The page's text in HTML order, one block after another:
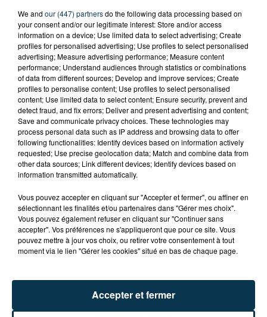
QUI EST CET ANCIEN VERT QUI DÉBARQUE
AVEC LE MAILLOT DE L'ASSE DANS...
We and our (447) partnersdo the following data processing based on
your consent and/or our legitimate interest: Store and/or access
information on a device; Use limited data to select advertising; Create
profiles for personalised advertising; Use profiles to select personalised
advertising; Measure advertising performance; Measure content
performance; Understand audiences through statistics or combinations
of data from different sources; Develop and improve services; Create
profiles to personalise content; Use profiles to select personalised
content; Use limited data to select content; Ensure security, prevent and
detect fraud, and fix errors; Deliver and present advertising and content;
Save and communicate privacy choices. These technologies may
process personal data such as IP address and browsing data to offer
following functionalities: Identify devices based on information actively
requested; Use precise geolocation data; Match and combine data from
other data sources; Link different devices; Identify devices based on
information transmitted automatically.
Vous pouvez accepter en cliquant sur "Accepter et fermer", ou affiner en
sélectionnant les finalités et/ou partenaires dans "Gérer mes choix".
Vous pouvez également refuser en cliquant sur "Continuer sans
accepter". Vos préférences ne s'appliqueront que pour ce site. Vous
pouvez mettre à jour vos choix, ou retirer votre consentement à tout
moment via le lien "Gérer les cookies" situé en bas de chaque page.
Accepter et fermer